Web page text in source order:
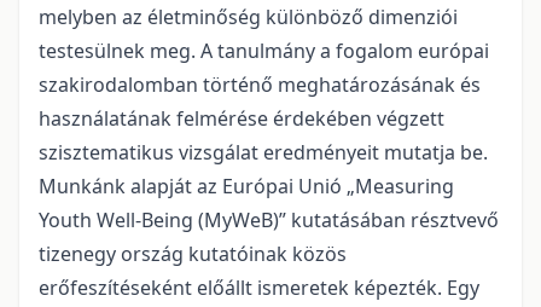
melyben az életminőség különböző dimenziói
testesülnek meg. A tanulmány a fogalom európai
szakirodalomban történő meghatározásának és
használatának felmérése érdekében végzett
szisztematikus vizsgálat eredményeit mutatja be.
Munkánk alapját az Európai Unió „Measuring
Youth Well-Being (MyWeB)” kutatásában résztvevő
tizenegy ország kutatóinak közös
erőfeszítéseként előállt ismeretek képezték. Egy